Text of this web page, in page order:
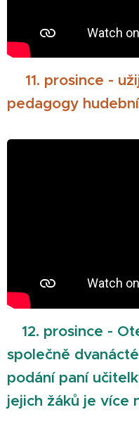
11. prosince -
pedagogy
12. prosince -
společně
podání paní
jejich žáků je více